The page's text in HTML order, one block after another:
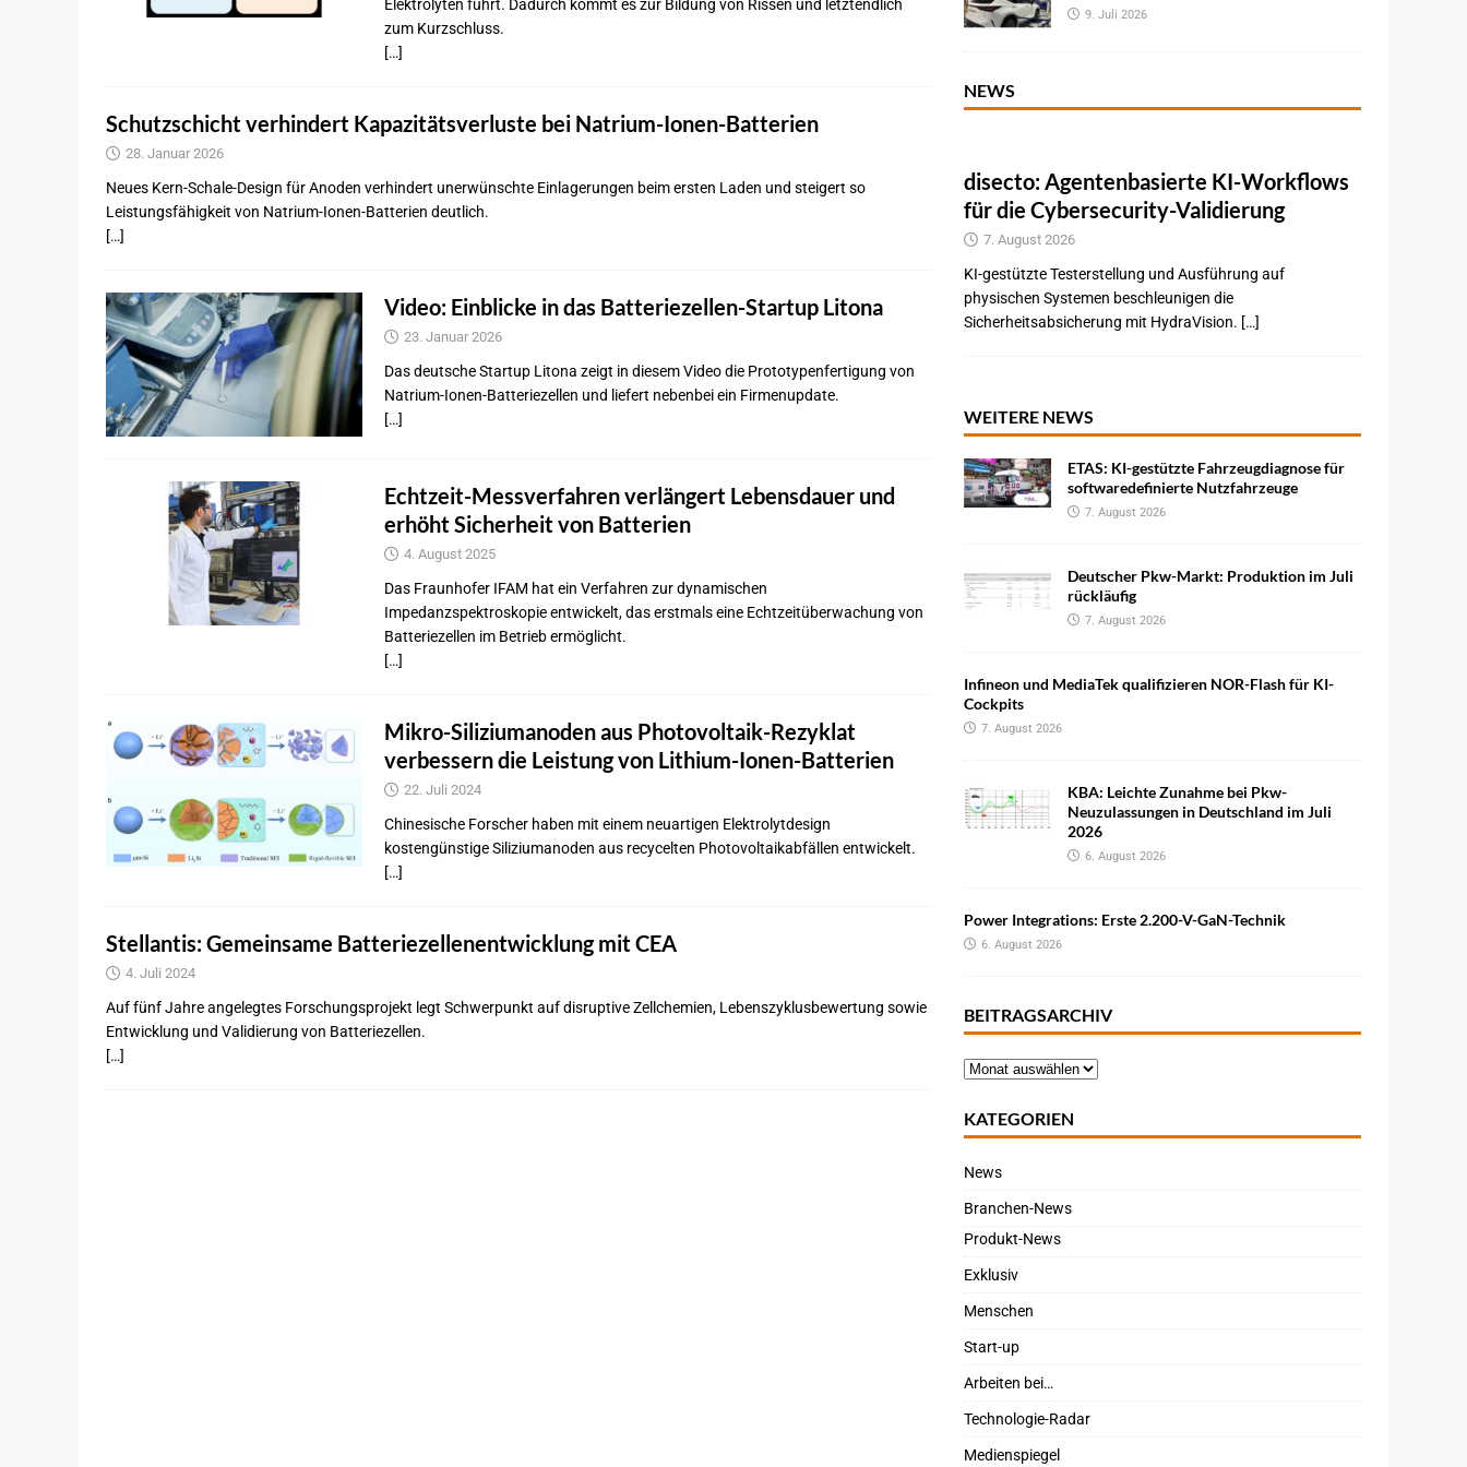
Elektrolyten führt. Dadurch kommt es zur Bildung von Rissen und letztendlich
zum Kurzschluss.
[…]
Schutzschicht verhindert Kapazitätsverluste bei Natrium-Ionen-Batterien
28. Januar 2026
Neues Kern-Schale-Design für Anoden verhindert unerwünschte Einlagerungen beim ersten Laden und steigert so
Leistungsfähigkeit von Natrium-Ionen-Batterien deutlich.
[…]
Video: Einblicke in das Batteriezellen-Startup Litona
23. Januar 2026
Das deutsche Startup Litona zeigt in diesem Video die Prototypenfertigung von
Natrium-Ionen-Batteriezellen und liefert nebenbei ein Firmenupdate.
[…]
Echtzeit-Messverfahren verlängert Lebensdauer und
erhöht Sicherheit von Batterien
4. August 2025
Das Fraunhofer IFAM hat ein Verfahren zur dynamischen
Impedanzspektroskopie entwickelt, das erstmals eine Echtzeitüberwachung von
Batteriezellen im Betrieb ermöglicht.
[…]
Mikro-Siliziumanoden aus Photovoltaik-Rezyklat
verbessern die Leistung von Lithium-Ionen-Batterien
22. Juli 2024
Chinesische Forscher haben mit einem neuartigen Elektrolytdesign
kostengünstige Siliziumanoden aus recycelten Photovoltaikabfällen entwickelt.
[…]
Stellantis: Gemeinsame Batteriezellenentwicklung mit CEA
4. Juli 2024
Auf fünf Jahre angelegtes Forschungsprojekt legt Schwerpunkt auf disruptive Zellchemien, Lebenszyklusbewertung sowie
Entwicklung und Validierung von Batteriezellen.
[…]
9. Juli 2026
NEWS
disecto: Agentenbasierte KI-Workflows
für die Cybersecurity-Validierung
7. August 2026
KI-gestützte Testerstellung und Ausführung auf
physischen Systemen beschleunigen die
Sicherheitsabsicherung mit HydraVision. […]
WEITERE NEWS
ETAS: KI-gestützte Fahrzeugdiagnose für
softwaredefinierte Nutzfahrzeuge
7. August 2026
Deutscher Pkw-Markt: Produktion im Juli
rückläufig
7. August 2026
Infineon und MediaTek qualifizieren NOR-Flash für KI-
Cockpits
7. August 2026
KBA: Leichte Zunahme bei Pkw-
Neuzulassungen in Deutschland im Juli
2026
6. August 2026
Power Integrations: Erste 2.200-V-GaN-Technik
6. August 2026
BEITRAGSARCHIV
KATEGORIEN
News
Branchen-News
Produkt-News
Exklusiv
Menschen
Start-up
Arbeiten bei…
Technologie-Radar
Medienspiegel